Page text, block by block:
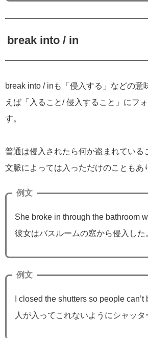
break into / in
break into / inも「侵入する」などの意
えば「入ること/ 侵入すること」にフ
す。
普通は侵入されたら何か盗まれている
文脈によっては入っただけのこともあ
例文
She broke in through the bathroom
彼女はバスルームの窓から侵入した
例文
I closed the shutters so people can’t
人が入ってこれないようにシャッタ